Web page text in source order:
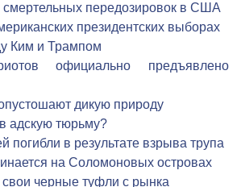
передозировок в США
президентских выборах
Ким и Трампом
официально предъявлено
дикую природу
адскую тюрьму?
погибли в результате взрыва трупа
на Соломоновых островах
черные туфли с рынка